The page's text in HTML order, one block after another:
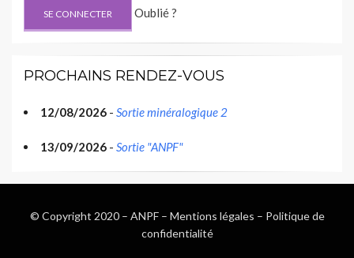
Oublié ?
PROCHAINS RENDEZ-VOUS
12/08/2026 - Sortie minéralogique 2
13/09/2026 - Sortie "ANPF"
© Copyright 2020 – ANPF– Mentions légales – Politique de
confidentialité